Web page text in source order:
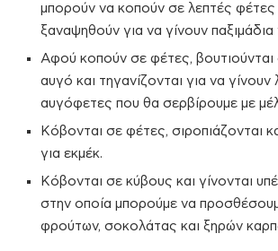
μπορούν να κοπούν σε λεπτές φέτες
ξαναψηθούν για να γίνουν
Αφού κοπούν σε φέτες, βουτιούνται
αυγό και τηγανίζονται για να γίνουν
αυγόφετες που θα σερβίρουμε με
Κόβονται σε φέτες, σιροπιάζονται
για εκμέκ.
Κόβονται σε κύβους και γίνονται
στην οποία μπορούμε να
φρούτων, σοκολάτας και ξηρών